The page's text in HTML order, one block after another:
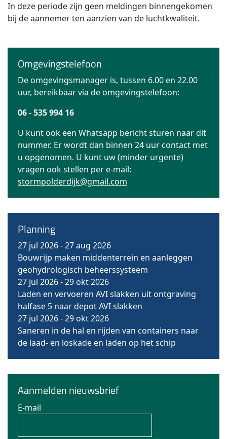
In deze periode zijn geen meldingen binnengekomen
bij de aannemer ten aanzien van de luchtkwaliteit.
Omgevingstelefoon
De omgevingsmanager is, tussen 6.00 en 22.00
uur, bereikbaar via de omgevingstelefoon:
06 - 535 994 16
U kunt ook een Whatsapp bericht sturen naar dit
nummer. Er wordt dan binnen 24 uur contact met
u opgenomen. U kunt uw (minder urgente)
vragen ook stellen per e-mail:
stormpolderdijk@gmail.com
Planning
27 jul 2026-27 aug 2026
Bouwrijp maken middenterrein en aanleggen
geohydrologisch beheerssysteem
27 jul 2026-29 okt 2026
Laden en vervoeren AVI slakken uit ontgraving
halfase 5 naar depot AVI slakken
27 jul 2026-29 okt 2026
Saneren in de hal en rijden van containers naar
de laad- en loskade en laden op het schip
Aanmelden nieuwsbrief
E-mail